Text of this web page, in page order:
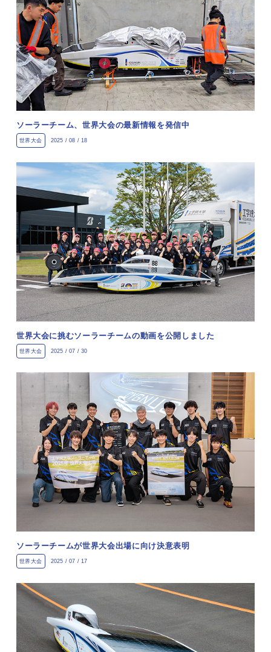
ソーラーチーム、世界大会の最新情報を発信中
世界大会 2025 / 08 / 18
世界大会に挑むソーラーチームの動画を公開しました
世界大会 2025 / 07 / 30
ソーラーチームが世界大会出場に向け決意表明
世界大会 2025 / 07 / 17